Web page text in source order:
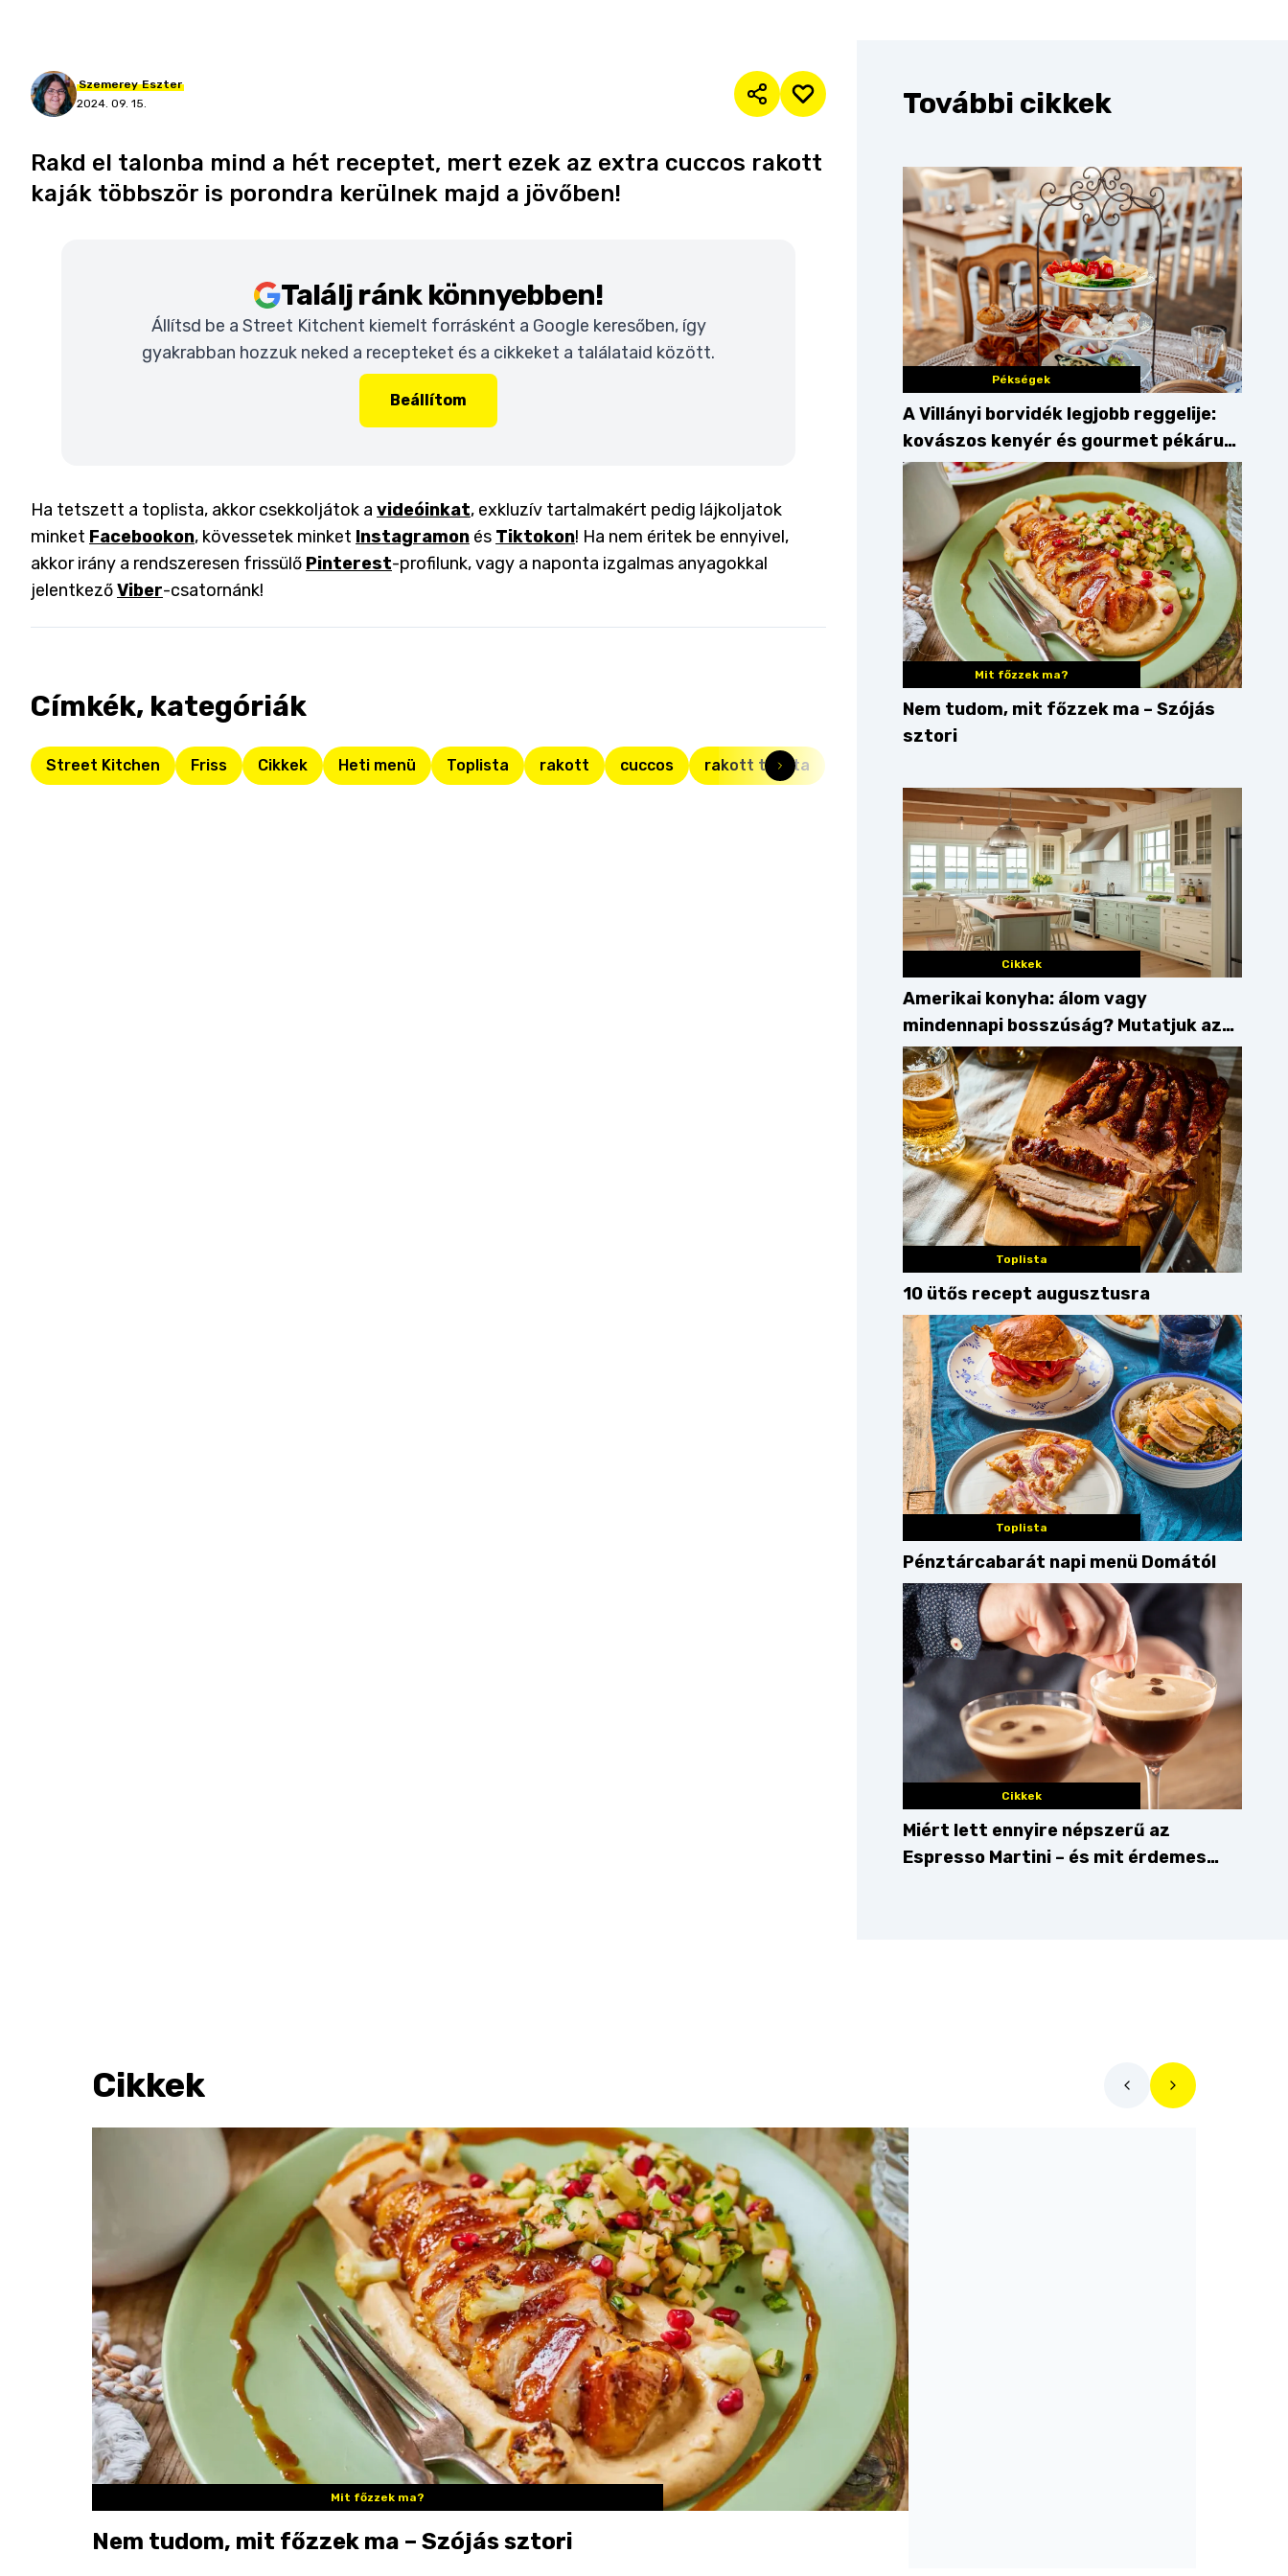
Szemerey Eszter
2024. 09. 15.
Rakd el talonba mind a hét receptet, mert ezek az extra cuccos rakott
kaják többször is porondra kerülnek majd a jövőben!
Találj ránk könnyebben!
Állítsd be a Street Kitchent kiemelt forrásként a Google keresőben, így
gyakrabban hozzuk neked a recepteket és a cikkeket a találataid között.
Beállítom
Ha tetszett a toplista, akkor csekkoljátok a videóinkat, exkluzív tartalmakért pedig lájkoljatok
minket Facebookon, kövessetek minket Instagramon és Tiktokon! Ha nem éritek be ennyivel,
akkor irány a rendszeresen frissülő Pinterest-profilunk, vagy a naponta izgalmas anyagokkal
jelentkezőViber-csatornánk!
Címkék, kategóriák
Street Kitchen Friss Cikkek Heti menü Toplista rakott cuccos rakott tészta
További cikkek
Pékségek
A Villányi borvidék legjobb reggelije:
kovászos kenyér és gourmet pékáruk
Palkonyán
Mit főzzek ma?
Nem tudom, mit főzzek ma – Szójás
sztori
Cikkek
Amerikai konyha: álom vagy
mindennapi bosszúság? Mutatjuk az
érveket
Toplista
10 ütős recept augusztusra
Toplista
Pénztárcabarát napi menü Domától
Cikkek
Miért lett ennyire népszerű az
Espresso Martini – és mit érdemes
Cikkek
Mit főzzek ma?
Nem tudom, mit főzzek ma – Szójás sztori